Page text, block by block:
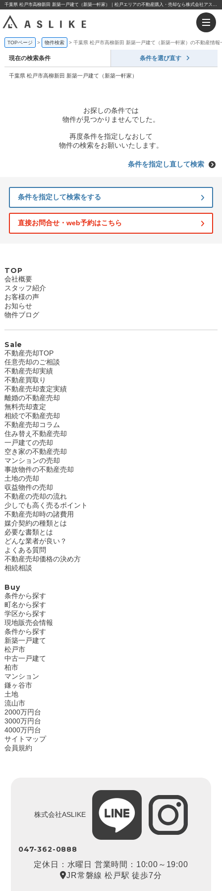
千葉県 松戸市高柳新田 新築一戸建て（新築一軒家）｜松戸エリアの不動産購入・売却なら株式会社アスライク
TOPページ 物件検索 千葉県 松戸市高柳新田 新築一戸建て（新築一軒家）の不動産情報
現在の検索条件 条件を選び直す
千葉県 松戸市高柳新田 新築一戸建て（新築一軒家）
お探しの条件では
物件が見つかりませんでした。
再度条件を指定しなおして
物件の検索をお願いいたします。
条件を指定し直して検索
条件を指定して検索をする
直接お問合せ・web予約はこちら
TOP
会社概要
スタッフ紹介
お客様の声
お知らせ
物件ブログ
Sale
不動産売却TOP
任意売却のご相談
不動産売却実績
不動産買取り
不動産売却査定実績
離婚の不動産売却
無料売却査定
相続で不動産売却
不動産売却コラム
住み替え不動産売却
一戸建ての売却
空き家の不動産売却
マンションの売却
事故物件の不動産売却
土地の売却
収益物件の売却
不動産の売却の流れ
少しでも高く売るポイント
不動産売却時の諸費用
媒介契約の種類とは
必要な書類とは
どんな業者が良い？
よくある質問
不動産売却価格の決め方
相続相談
Buy
条件から探す
町名から探す
学区から探す
現地販売会情報
条件から探す
新築一戸建て
松戸市
中古一戸建て
柏市
マンション
鎌ヶ谷市
土地
流山市
2000万円台
3000万円台
4000万円台
サイトマップ
会員規約
株式会社ASLIKE
047-362-0888
定休日：水曜日 営業時間：10:00～19:00
JR常磐線 松戸駅 徒歩7分